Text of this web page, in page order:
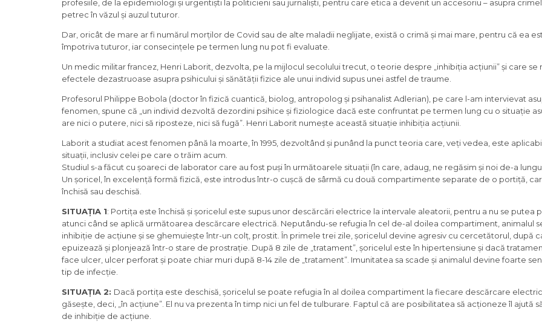
profesiile, de la epidemiologi și urgentiști la politicieni sau jurnaliști, pentru care etica a devenit un accesoriu – asupra
petrec în văzul și auzul tuturor.
Dar, oricât de mare ar fi numărul morților de Covid sau de alte maladii neglijate, există o crimă și mai mare, pentru că ea
împotriva tuturor, iar consecințele pe termen lung nu pot fi evaluate.
Un medic militar francez, Henri Laborit, dezvolta, pe la mijlocul secolului trecut, o teorie despre „inhibiția acțiunii” și care se
efectele dezastruoase asupra psihicului și sănătății fizice ale unui individ supus unei astfel de traume.
Profesorul Philippe Bobola (doctor în fizică cuantică, biolog, antropolog și psihanalist Adlerian), pe care l-am intervievat
fenomen, spune că „un individ dezvoltă dezordini psihice și fiziologice dacă este confruntat pe termen lung cu o situație
are nici o putere, nici să riposteze, nici să fugă”. Henri Laborit numește această situație inhibiția acțiunii.
Laborit a studiat acest fenomen până la moarte, în 1995, dezvoltând și punând la punct teoria care, veți vedea, este
situații, inclusiv celei pe care o trăim acum.
Studiul s-a făcut cu șoareci de laborator care au fost puși în următoarele situații (în care, adaug, ne regăsim și noi de-a
Un șoricel, în excelență formă fizică, este introdus într-o cușcă de sârmă cu două compartimente separate de o portiță,
închisă sau deschisă.
SITUAȚIA 1: Portița este închisă și șoricelul este supus unor descărcări electrice la intervale aleatorii, pentru a nu se putea
atunci când se aplică următoarea descărcare electrică. Neputându-se refugia în cel de-al doilea compartiment, animalul
inhibiție de acțiune și se ghemuiește într-un colț, prostit. În primele trei zile, șoricelul devine agresiv cu cercetătorul, după
epuizează și plonjează într-o stare de prostrație. După 8 zile de „tratament”, șoricelul este în hipertensiune și dacă
face ulcer, ulcer perforat și poate chiar muri după 8-14 zile de „tratament”. Imunitatea sa scade și animalul devine foarte
tip de infecție.
SITUAȚIA 2: Dacă portița este deschisă, șoricelul se poate refugia în al doilea compartiment la fiecare descărcare
găsește, deci, „în acțiune”. El nu va prezenta în timp nici un fel de tulburare. Faptul că are posibilitatea să acționeze îl ajută
de inhibiție de acțiune.